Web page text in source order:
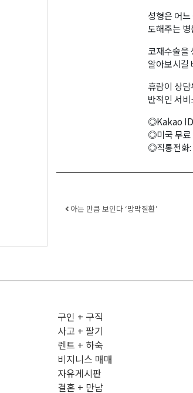
성형은 어
도해주는
코재수술을
알아보시길
휴람이 상
반적인 서
◎Kakao
◎미국 무
◎직통전화
Post navigation
아는 만큼 보인다 ‘망막질환’
구인 + 구직
사고 + 팔기
렌트 + 하숙
비지니스 매매
자유게시판
결혼 + 만남